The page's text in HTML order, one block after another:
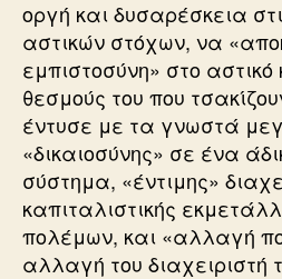
οργή και δυσαρέσκεια
αστικών στόχων, να
εμπιστοσύνη» στο αστικό
θεσμούς του που
έντυσε με τα γνωστά
«δικαιοσύνης» σε ένα
σύστημα, «έντιμης»
καπιταλιστικής
πολέμων, και «αλλαγή
αλλαγή του διαχειριστή